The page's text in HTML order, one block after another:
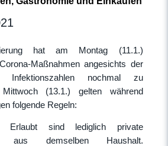
hat am Montag (11.1.)
Maßnahmen angesichts der
Infektionszahlen nochmal zu
(13.1.) gelten während
folgende Regeln:
Erlaubt sind lediglich private
aus demselben Haushalt.